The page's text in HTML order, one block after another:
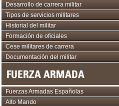
Desarrollo de carrera militar
Tipos de servicios militares
Historial del militar
Formación de oficiales
Cese militares de carrera
Documentación del militar
FUERZA ARMADA
Fuerzas Armadas Españolas
Alto Mando